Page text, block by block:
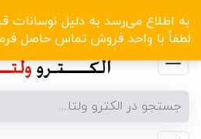
به اطلاع می‌رسد به دلیل
لطفاً با واحد فروش تماس حاصل
الکترو ولتا با تخفیف‌های